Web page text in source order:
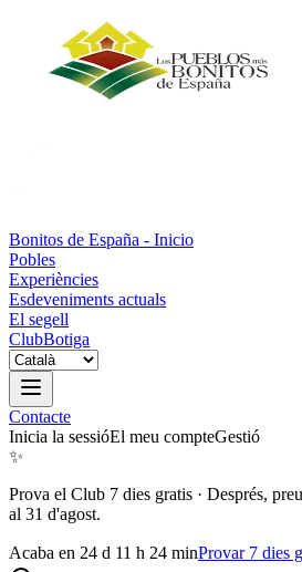
Bonitos de España - Inicio
Pobles
Experiències
Esdeveniments actuals
El segell
ClubBotiga
Contacte
Inicia la sessióEl meu compteGestió
✨
Prova el Club 7 dies gratis · Després,
al 31 d'agost.
Acaba en 24 d 11 h 24 minProvar 7 dies